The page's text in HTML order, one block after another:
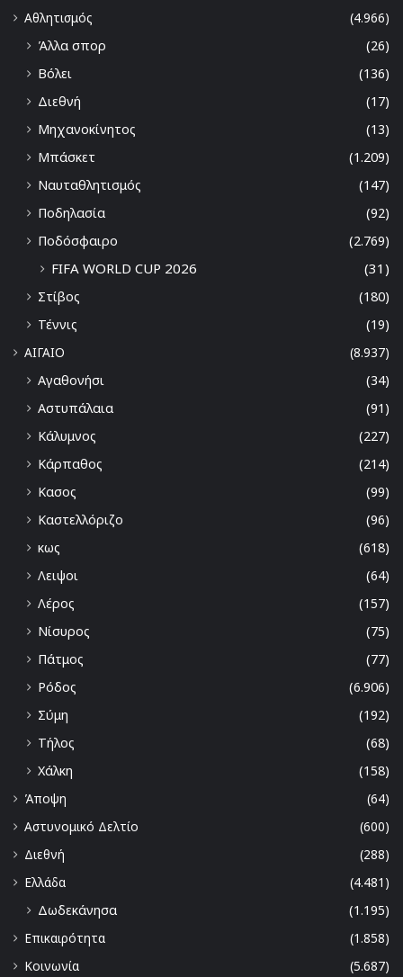
Αθλητισμός
(4.966)
Άλλα σπορ
(26)
Βόλει
(136)
Διεθνή
(17)
Μηχανοκίνητος
(13)
Μπάσκετ
(1.209)
Ναυταθλητισμός
(147)
Ποδηλασία
(92)
Ποδόσφαιρο
(2.769)
FIFA WORLD CUP 2026 (31)
Στίβος
(180)
Τέννις
(19)
ΑΙΓΑΙΟ
(8.937)
Αγαθονήσι
(34)
Αστυπάλαια
(91)
Κάλυμνος
(227)
Κάρπαθος
(214)
Κασος
(99)
Καστελλόριζο
(96)
κως
(618)
Λειψοι
(64)
Λέρος
(157)
Νίσυρος
(75)
Πάτμος
(77)
Ρόδος
(6.906)
Σύμη
(192)
Τήλος
(68)
Χάλκη
(158)
Άποψη
(64)
Αστυνομικό Δελτίο
(600)
Διεθνή
(288)
Ελλάδα
(4.481)
Δωδεκάνησα
(1.195)
Επικαιρότητα
(1.858)
Κοινωνία
(5.687)